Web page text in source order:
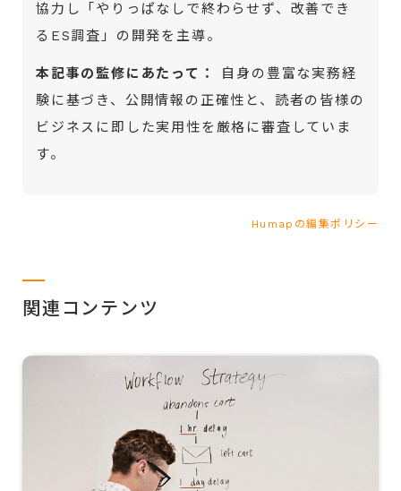
協力し「やりっぱなしで終わらせず、改善でき
るES調査」の開発を主導。
本記事の監修にあたって：
自身の豊富な実務経
験に基づき、公開情報の正確性と、読者の皆様の
ビジネスに即した実用性を厳格に審査していま
す。
Humapの編集ポリシー
関連コンテンツ